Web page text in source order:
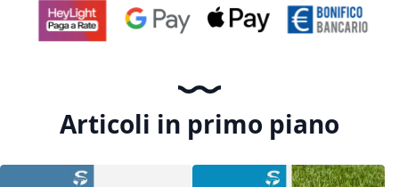
Articoli in primo piano